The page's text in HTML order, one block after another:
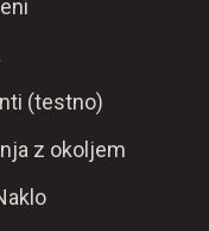
(testno)
z okoljem